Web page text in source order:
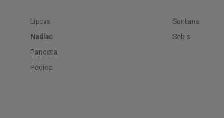
Lipova
Nadlac
Pancota
Pecica
Santana
Sebis